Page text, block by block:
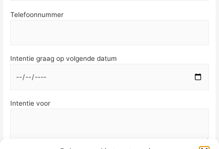
Telefoonnummer
Intentie graag op volgende datum
Intentie voor